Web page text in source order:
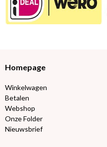
Homepage
Winkelwagen
Betalen
Webshop
Onze Folder
Nieuwsbrief